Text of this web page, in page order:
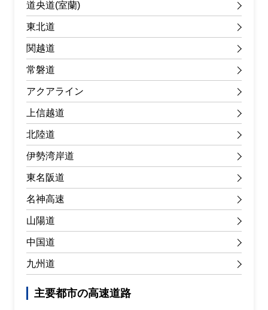
道央道(室蘭)
東北道
関越道
常磐道
アクアライン
上信越道
北陸道
伊勢湾岸道
東名阪道
名神高速
山陽道
中国道
九州道
主要都市の高速道路